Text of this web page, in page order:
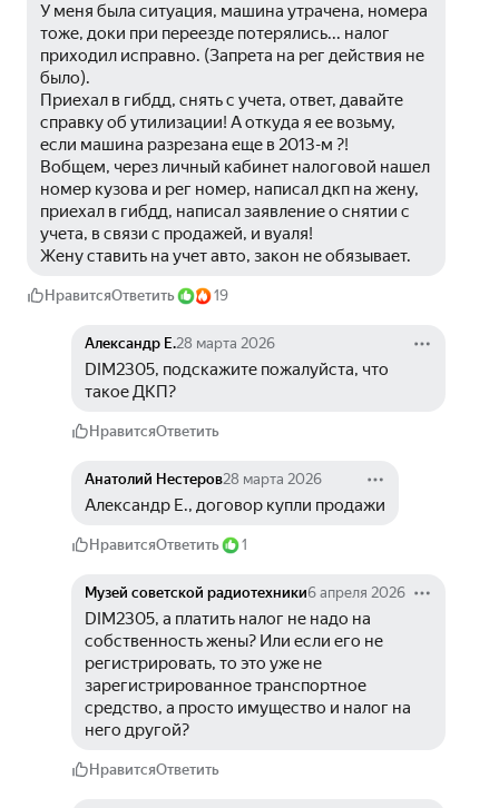
У меня была ситуация, машина утрачена, номера
тоже, доки при переезде потерялись... налог
приходил исправно. (Запрета на рег действия не
было).
Приехал в гибдд, снять с учета, ответ, давайте
справку об утилизации! А откуда я ее возьму,
если машина разрезана еще в 2013-м ?!
Вобщем, через личный кабинет налоговой нашел
номер кузова и рег номер, написал дкп на жену,
приехал в гибдд, написал заявление о снятии с
учета, в связи с продажей, и вуаля!
Жену ставить на учет авто, закон не обязывает.
НравитсяОтветить 19
Александр Е.28 марта 2026
DIM2305, подскажите пожалуйста, что
такое ДКП?
НравитсяОтветить
Анатолий Нестеров28 марта 2026
Александр Е., договор купли продажи
НравитсяОтветить 1
Музей советской радиотехники6 апреля 2026
DIM2305, а платить налог не надо на
собственность жены? Или если его не
регистрировать, то это уже не
зарегистрированное транспортное
средство, а просто имущество и налог на
него другой?
НравитсяОтветить